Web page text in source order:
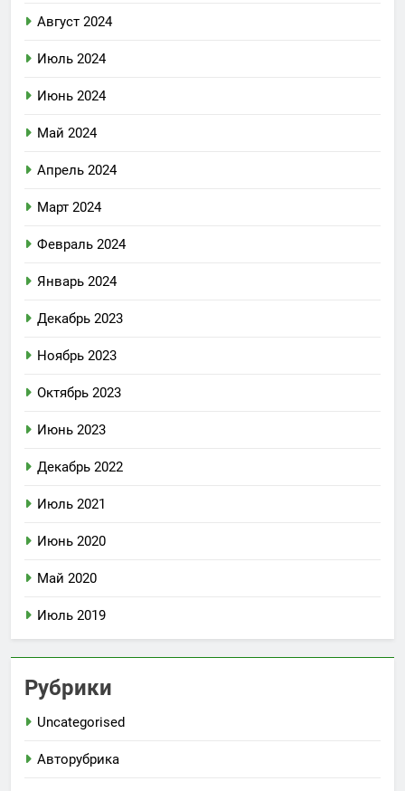
Август 2024
Июль 2024
Июнь 2024
Май 2024
Апрель 2024
Март 2024
Февраль 2024
Январь 2024
Декабрь 2023
Ноябрь 2023
Октябрь 2023
Июнь 2023
Декабрь 2022
Июль 2021
Июнь 2020
Май 2020
Июль 2019
Рубрики
Uncategorised
Авторубрика